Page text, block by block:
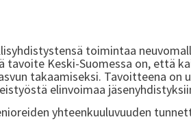
toimintaa
tavoite Keski-Suomessa on, että
takaamiseksi. Tavoitteena on
elinvoimaa
yhteenkuuluvuuden